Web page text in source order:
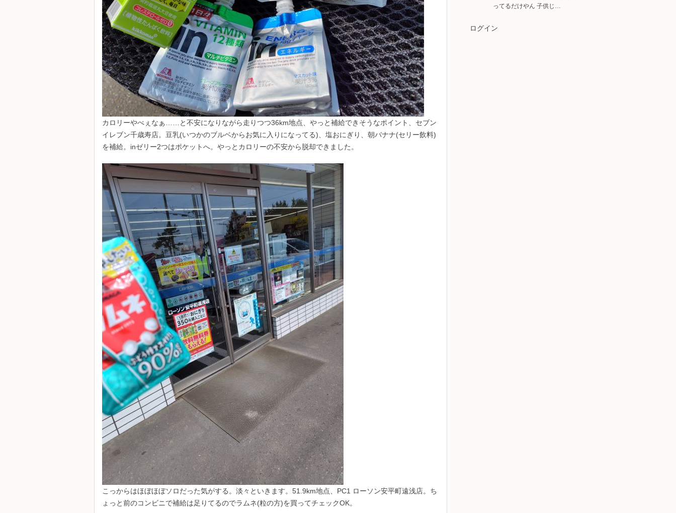
カロリーやべぇなぁ……と不安になりながら走りつつ36km地点、やっと補給できそうなポイント、セブン
イレブン千歳寿店。豆乳(いつかのブルベからお気に入りになってる)、塩おにぎり、朝バナナ(セリー飲料)
を補給。inゼリー2つはポケットへ。やっとカロリーの不安から脱却できました。
こっからはほぼほぼソロだった気がする。淡々といきます。51.9km地点、PC1 ローソン安平町遠浅店。ち
ょっと前のコンビニで補給は足りてるのでラムネ(粒の方)を買ってチェックOK。
ってるだけやん 子供じ…
ログイン